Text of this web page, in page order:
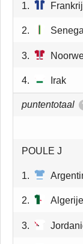
1.
2. Senegal
3.
4. Irak
puntentotaal
POULE J
1.
2. Algerije
3.